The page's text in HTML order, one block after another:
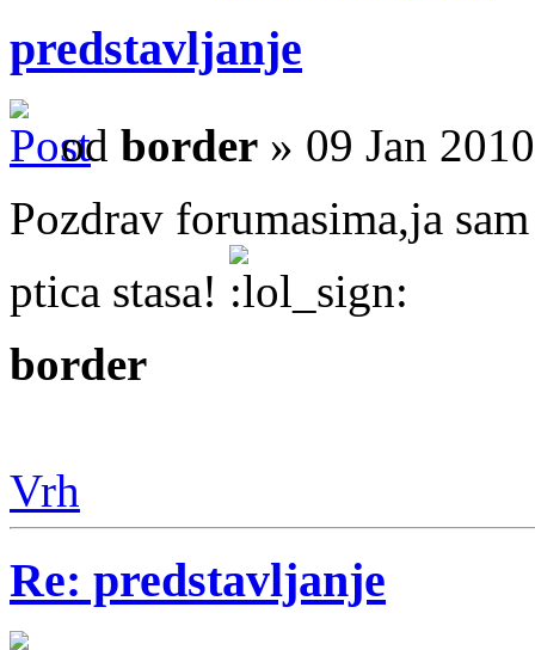
predstavljanje
od border » 09 Jan
Pozdrav forumasima,ja
ptica stasa!
border
Vrh
Re: predstavljanje